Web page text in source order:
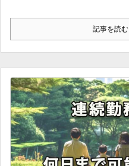
記事を読む